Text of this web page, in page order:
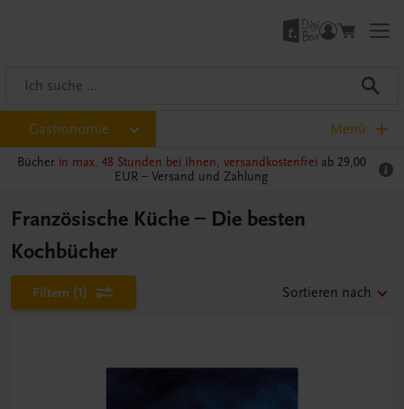
Gastronomie Menü
Bücher in max. 48 Stunden bei Ihnen, versandkostenfrei ab 29,00
EUR – Versand und Zahlung
Französische Küche – Die besten
Kochbücher
Filtern (1) Sortieren nach